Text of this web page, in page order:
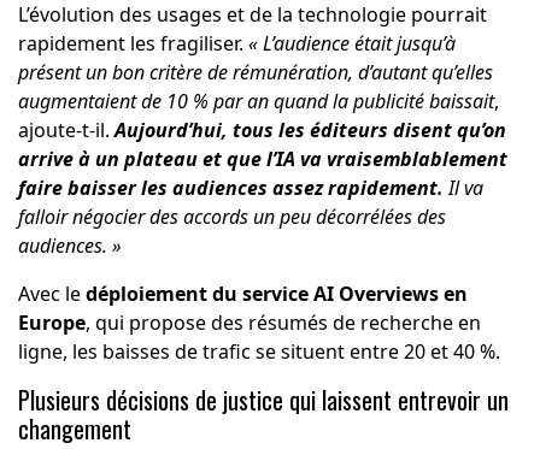
L’évolution des usages et de la technologie pourrait
rapidement les fragiliser. « L’audience était jusqu’à
présent un bon critère de rémunération, d’autant qu’elles
augmentaient de 10 % par an quand la publicité baissait,
ajoute-t-il.Aujourd’hui, tous les éditeurs disent qu’on
arrive à un plateau et que l’IA va vraisemblablement
faire baisser les audiences assez rapidement. Il va
falloir négocier des accords un peu décorrélées des
audiences. »
Avec ledéploiement du service AI Overviews en
Europe, qui propose des résumés de recherche en
ligne, les baisses de trafic se situent entre 20 et 40 %.
Plusieurs décisions de justice qui laissent entrevoir un
changement